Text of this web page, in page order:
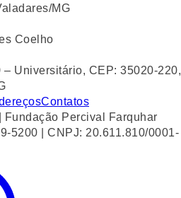
MG
Coelho
Universitário, CEP: 35020-220,
Contatos
Percival Farquhar
5200 | CNPJ: 20.611.810/0001-